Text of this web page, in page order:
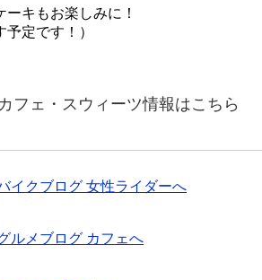
キもお楽しみに！
予定です！）
フェ・スウィーツ情報はこちら